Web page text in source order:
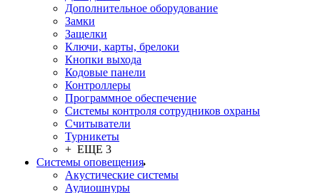
Дополнительное оборудование
Замки
Защелки
Ключи, карты, брелоки
Кнопки выхода
Кодовые панели
Контроллеры
Программное обеспечение
Системы контроля сотрудников охраны
Считыватели
Турникеты
+ ЕЩЕ 3
Системы оповещения
Акустические системы
Аудиошнуры